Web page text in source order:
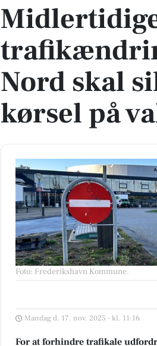
Nord skal
kørsel på
Foto: Frederikshavn Kommune.
Mandag d. 17. nov. 2025 - kl. 11:16
For at forhindre trafikale